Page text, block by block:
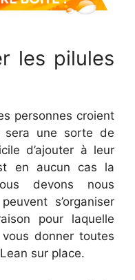
les pilules
personnes croient
sera une sorte de
d’ajouter à leur
en aucun cas la
devons nous
s’organiser
pour laquelle
donner toutes
sur place.